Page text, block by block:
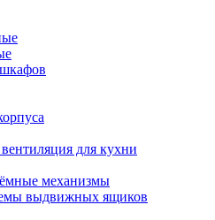
для кухни
механизмы
выдвижных ящиков